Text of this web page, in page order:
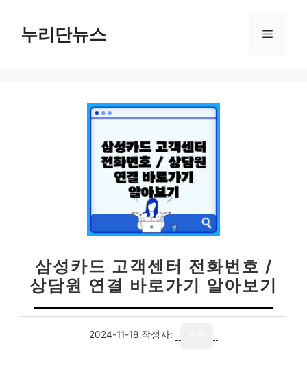
누리단뉴스 메
삼성카드 고객센터 전화번호 /
상담원 연결 바로가기 알아보기
2024-11-18 작성자: